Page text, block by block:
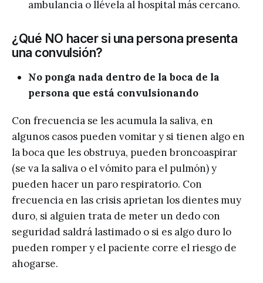
ambulancia o llévela al hospital más cercano.
¿Qué NO hacer si una persona presenta
una convulsión?
No ponga nada dentro de la boca de la
persona que está convulsionando
Con frecuencia se les acumula la saliva, en
algunos casos pueden vomitar y si tienen algo en
la boca que les obstruya, pueden broncoaspirar
(se va la saliva o el vómito para el pulmón) y
pueden hacer un paro respiratorio. Con
frecuencia en las crisis aprietan los dientes muy
duro, si alguien trata de meter un dedo con
seguridad saldrá lastimado o si es algo duro lo
pueden romper y el paciente corre el riesgo de
ahogarse.